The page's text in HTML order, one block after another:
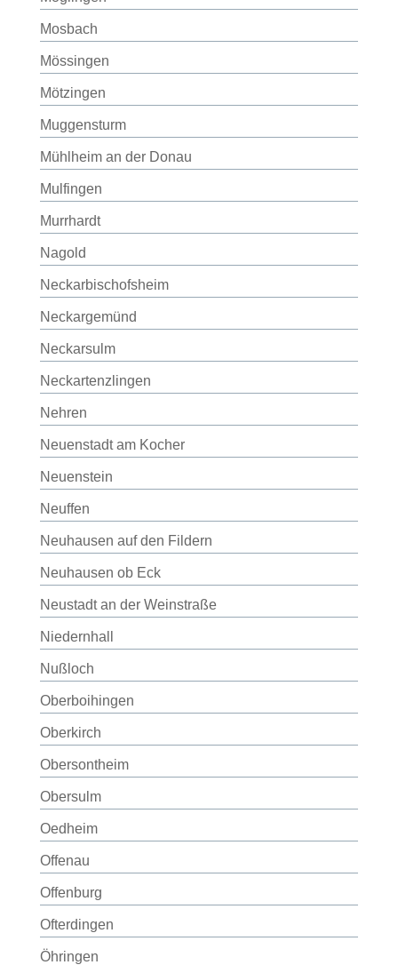
Mosbach
Mössingen
Mötzingen
Muggensturm
Mühlheim an der Donau
Mulfingen
Murrhardt
Nagold
Neckarbischofsheim
Neckargemünd
Neckarsulm
Neckartenzlingen
Nehren
Neuenstadt am Kocher
Neuenstein
Neuffen
Neuhausen auf den Fildern
Neuhausen ob Eck
Neustadt an der Weinstraße
Niedernhall
Nußloch
Oberboihingen
Oberkirch
Obersontheim
Obersulm
Oedheim
Offenau
Offenburg
Ofterdingen
Öhringen